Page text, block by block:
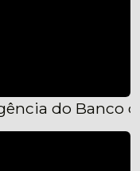
do